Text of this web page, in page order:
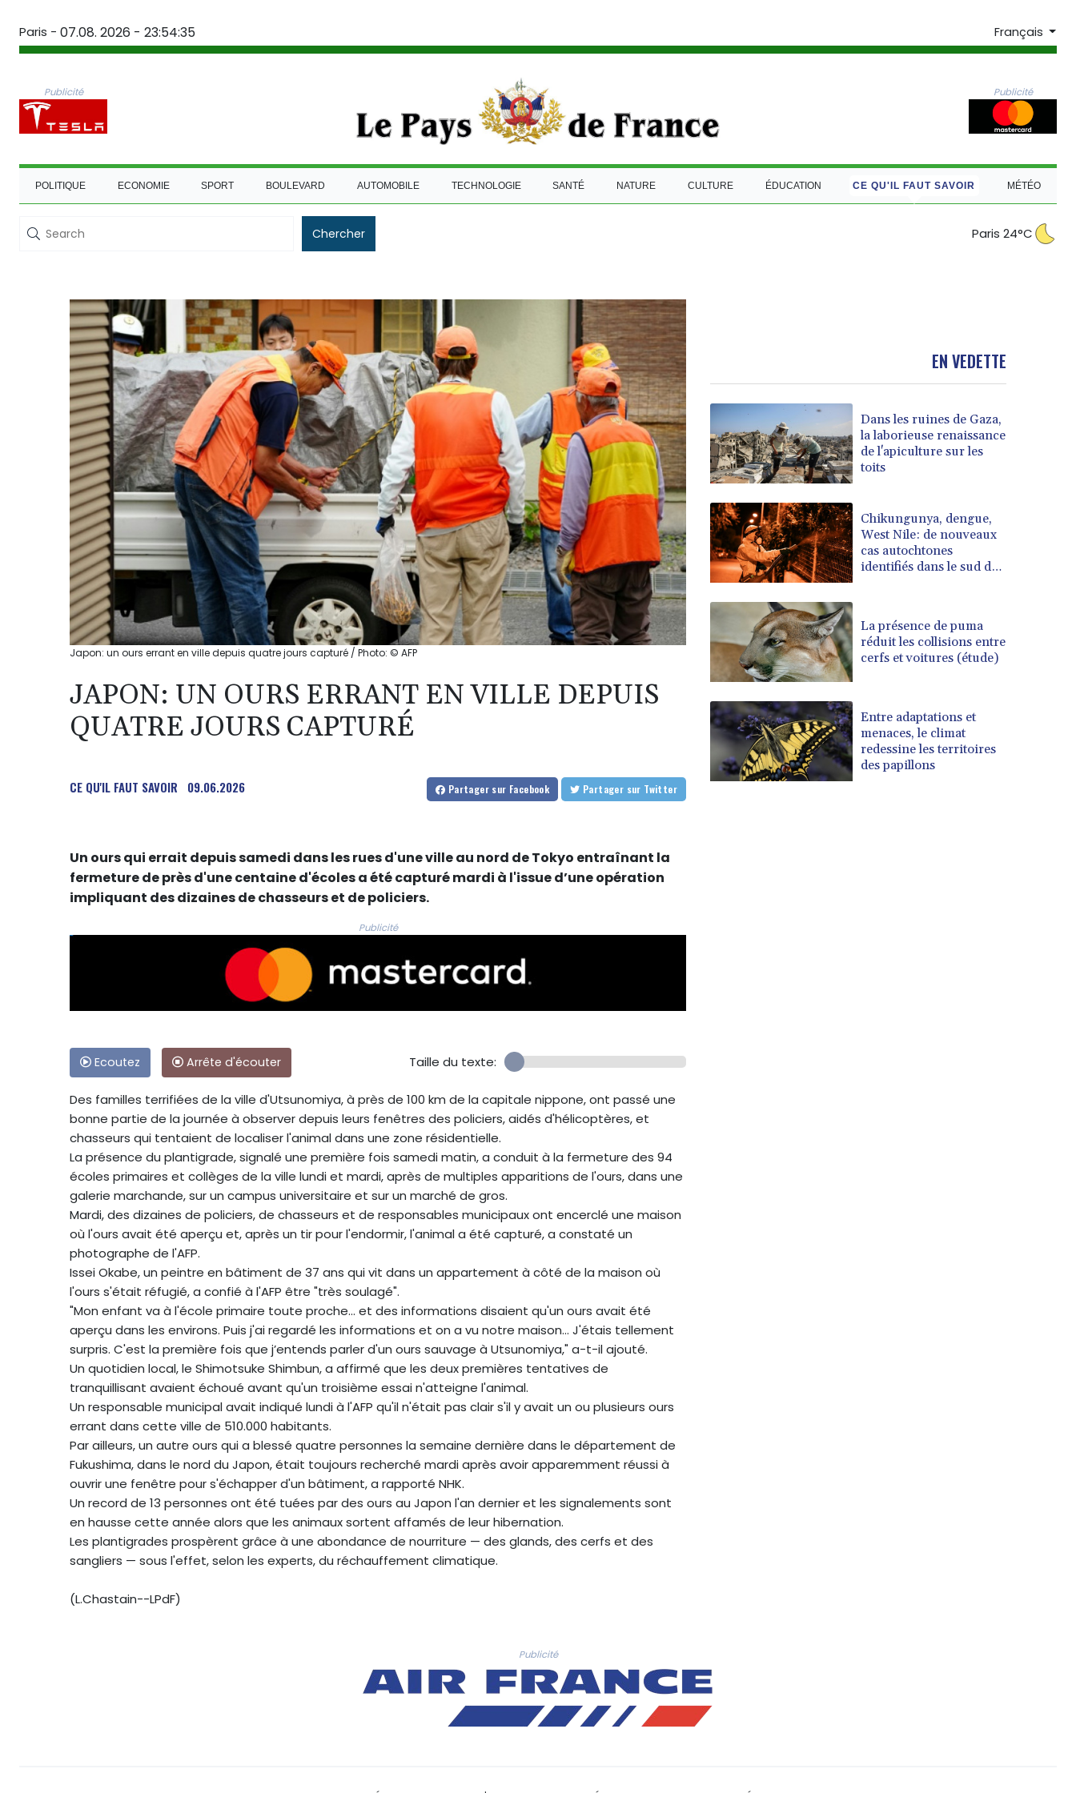
Paris - 07.08. 2026 - 23:54:36 Français
Publicité Publicité
POLITIQUE ECONOMIE SPORT BOULEVARD AUTOMOBILE TECHNOLOGIE SANTÉ NATURE CULTURE ÉDUCATION CE QU'IL FAUT SAVOIR MÉTÉO
Chercher Paris 24°C
Japon: un ours errant en ville depuis quatre jours capturé / Photo: © AFP
JAPON: UN OURS ERRANT EN VILLE DEPUIS
QUATRE JOURS CAPTURÉ
CE QU'IL FAUT SAVOIR 09.06.2026 Partager sur Facebook Partager sur Twitter
Un ours qui errait depuis samedi dans les rues d'une ville au nord de Tokyo entraînant la
fermeture de près d'une centaine d'écoles a été capturé mardi à l'issue d’une opération
impliquant des dizaines de chasseurs et de policiers.
Publicité
Ecoutez Arrête d'écouter Taille du texte:
Des familles terrifiées de la ville d'Utsunomiya, à près de 100 km de la capitale nippone, ont passé une
bonne partie de la journée à observer depuis leurs fenêtres des policiers, aidés d'hélicoptères, et
chasseurs qui tentaient de localiser l'animal dans une zone résidentielle.
La présence du plantigrade, signalé une première fois samedi matin, a conduit à la fermeture des 94
écoles primaires et collèges de la ville lundi et mardi, après de multiples apparitions de l'ours, dans une
galerie marchande, sur un campus universitaire et sur un marché de gros.
Mardi, des dizaines de policiers, de chasseurs et de responsables municipaux ont encerclé une maison
où l'ours avait été aperçu et, après un tir pour l'endormir, l'animal a été capturé, a constaté un
photographe de l'AFP.
Issei Okabe, un peintre en bâtiment de 37 ans qui vit dans un appartement à côté de la maison où
l'ours s'était réfugié, a confié à l'AFP être "très soulagé".
"Mon enfant va à l'école primaire toute proche… et des informations disaient qu'un ours avait été
aperçu dans les environs. Puis j'ai regardé les informations et on a vu notre maison… J'étais tellement
surpris. C'est la première fois que j’entends parler d'un ours sauvage à Utsunomiya," a-t-il ajouté.
Un quotidien local, le Shimotsuke Shimbun, a affirmé que les deux premières tentatives de
tranquillisant avaient échoué avant qu'un troisième essai n'atteigne l'animal.
Un responsable municipal avait indiqué lundi à l'AFP qu'il n'était pas clair s'il y avait un ou plusieurs ours
errant dans cette ville de 510.000 habitants.
Par ailleurs, un autre ours qui a blessé quatre personnes la semaine dernière dans le département de
Fukushima, dans le nord du Japon, était toujours recherché mardi après avoir apparemment réussi à
ouvrir une fenêtre pour s'échapper d'un bâtiment, a rapporté NHK.
Un record de 13 personnes ont été tuées par des ours au Japon l'an dernier et les signalements sont
en hausse cette année alors que les animaux sortent affamés de leur hibernation.
Les plantigrades prospèrent grâce à une abondance de nourriture — des glands, des cerfs et des
sangliers — sous l'effet, selon les experts, du réchauffement climatique.
(L.Chastain--LPdF)
EN VEDETTE
Dans les ruines de Gaza,
la laborieuse renaissance
de l'apiculture sur les
toits
Chikungunya, dengue,
West Nile: de nouveaux
cas autochtones
identifiés dans le sud de
La présence de puma
réduit les collisions entre
cerfs et voitures (étude)
Entre adaptations et
menaces, le climat
redessine les territoires
des papillons
Publicité